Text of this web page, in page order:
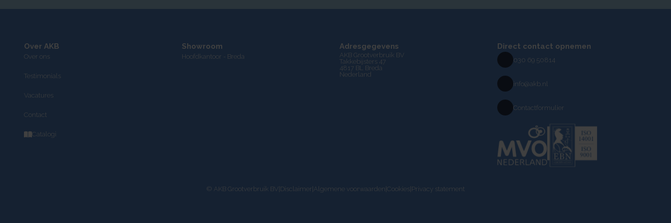
Over AKB
Over ons
Testimonials
Vacatures
Contact
Catalogi
Showroom
Hoofdkantoor - Breda
Adresgegevens
AKB Grootverbruik BV
Takkebijsters 47
4817 BL Breda
Nederland
Direct contact opnemen
030 69 50814
info@akb.nl
Contactformulier
© AKB Grootverbruik BV|Disclaimer|Algemene voorwaarden|Cookies|Privacy statement